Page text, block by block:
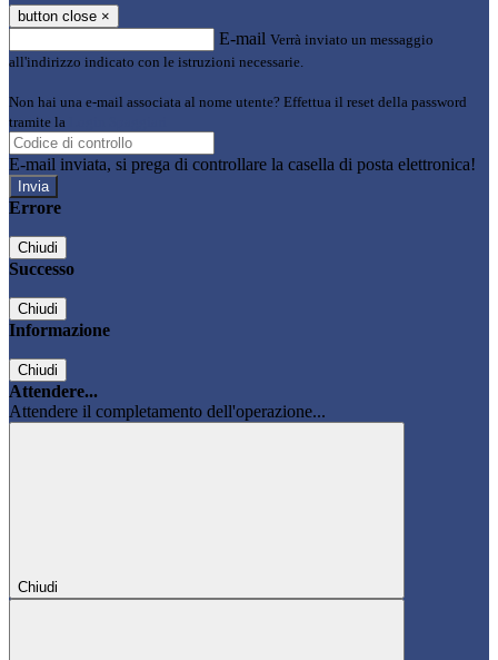
button close ×
E-mail Verrà inviato un messaggio
all'indirizzo indicato con le istruzioni necessarie.
Non hai una e-mail associata al nome utente? Effettua il reset della password
tramite la
E-mail inviata, si prega di controllare la casella di posta elettronica!
Errore
Chiudi
Successo
Chiudi
Informazione
Chiudi
Attendere...
Attendere il completamento dell'operazione...
Chiudi